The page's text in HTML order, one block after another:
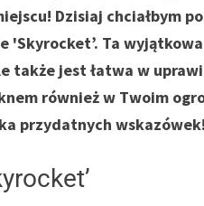
Dzisiaj chciałbym
'Skyrocket’. Ta
także jest łatwa w
również w Twoim
przydatnych wskazówek!